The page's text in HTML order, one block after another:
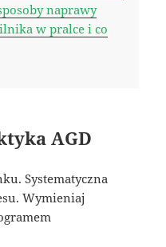
naprawy
w pralce i co
AGD
Systematyczna
Wymieniaj